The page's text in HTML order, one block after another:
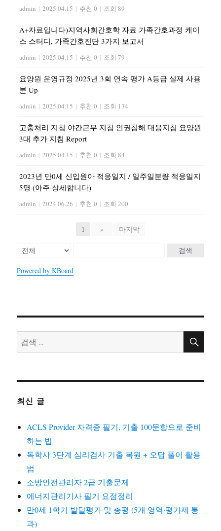
admin | 2025.04.15 | 추천 0 | 조회 89
A+자료입니다)지역사회간호학 자료 가족간호과정 케이
스 스터디, 가족간호진단 3가지 보고서
admin | 2025.04.15 | 추천 0 | 조회 79
요양원 운영규정 2025년 3회 연속 평가 A등급 실제 사용
분 Up
admin | 2025.04.15 | 추천 0 | 조회 134
고충처리 지침 야간근무 지침 인권침해 대응지침 요양원
3대 추가 지침 Report
admin | 2025.04.15 | 추천 0 | 조회 84
2023년 만0세 신입원아 적응일지 / 일주일분량 적응일지
5명 (아주 상세합니다)
admin | 2024.06.26 | 추천 0 | 조회 200
1 » 마지막
검색
Powered by KBoard
검
색:
검
최신 글
ACLS Provider 자격증 필기, 기출 100문항으로 준비
하는 법
독학사 3단계 심리검사 기출 복원 + 오답 풀이 활용
법
소방안전관리자 2급 기출문제
에너지관리기사 필기 요점정리
만0세 1학기 발달평가 및 총평 (5개 영역·평가제 통
과)